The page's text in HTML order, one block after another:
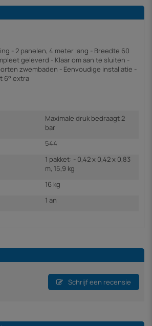
- 2 panelen, 4 meter lang - Breedte 60
geleverd - Klaar om aan te sluiten -
zwembaden - Eenvoudige installatie -
6° extra
Maximale druk bedraagt 2
bar
544
1 pakket: - 0,42 x 0,42 x 0,83
m, 15,9 kg
16 kg
1 an
Schrijf een recensie